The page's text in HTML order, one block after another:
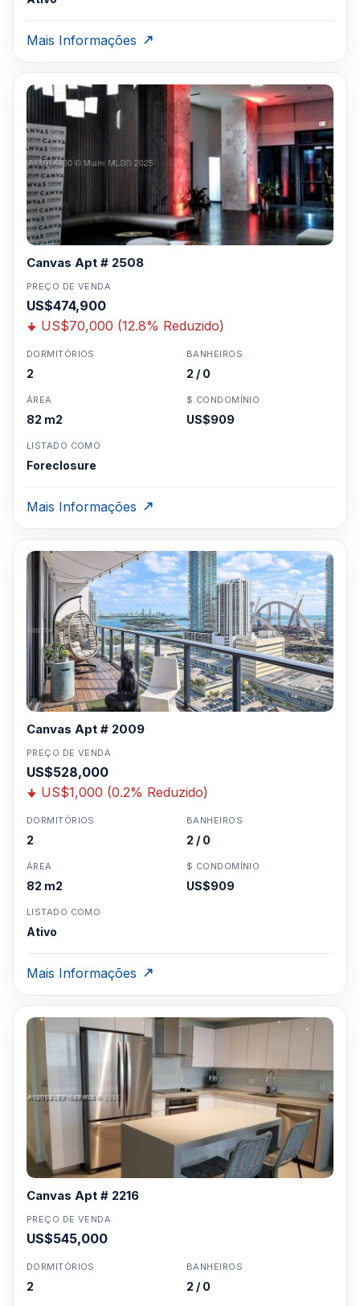
Mais Informações
Canvas Apt # 2508
PREÇO DE VENDA
US$474,900
US$70,000 (12.8% Reduzido)
DORMITÓRIOS
2
BANHEIROS
2 / 0
ÁREA
82 m2
$ CONDOMÍNIO
US$909
LISTADO COMO
Foreclosure
Mais Informações
Canvas Apt # 2009
PREÇO DE VENDA
US$528,000
US$1,000 (0.2% Reduzido)
DORMITÓRIOS
2
BANHEIROS
2 / 0
ÁREA
82 m2
$ CONDOMÍNIO
US$909
LISTADO COMO
Ativo
Mais Informações
Canvas Apt # 2216
PREÇO DE VENDA
US$545,000
DORMITÓRIOS
2
BANHEIROS
2 / 0